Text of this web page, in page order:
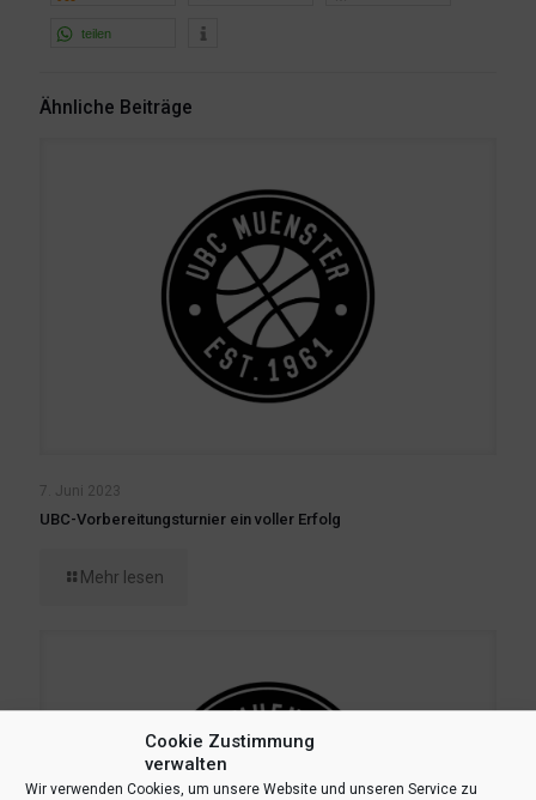
Cookie Zustimmung
verwalten
Wir verwenden Cookies, um unsere Website und unseren Service zu
teilen
Ähnliche Beiträge
7. Juni 2023
UBC-Vorbereitungsturnier ein voller Erfolg
Mehr lesen